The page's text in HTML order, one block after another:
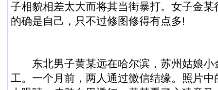
子相貌相差太大而将其当街暴打。女子金
的确是自己，只不过修图修得有点多!
东北男子黄某远在哈尔滨，苏州姑娘小
工。一个月前，两人通过微信结缘。照片